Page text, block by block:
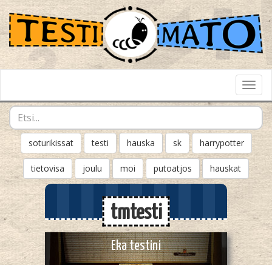
soturikissat testi hauska sk harrypotter
tietovisa joulu moi putoatjos hauskat
tmtesti
Eka testini